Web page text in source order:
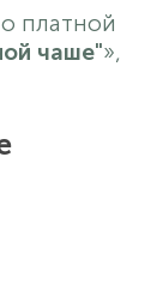
платной
чаше"»,